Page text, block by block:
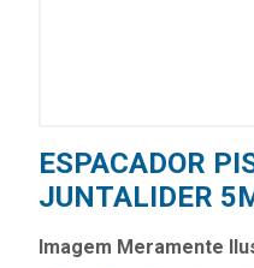
ESPACADOR
JUNTALIDER
Imagem Meramente